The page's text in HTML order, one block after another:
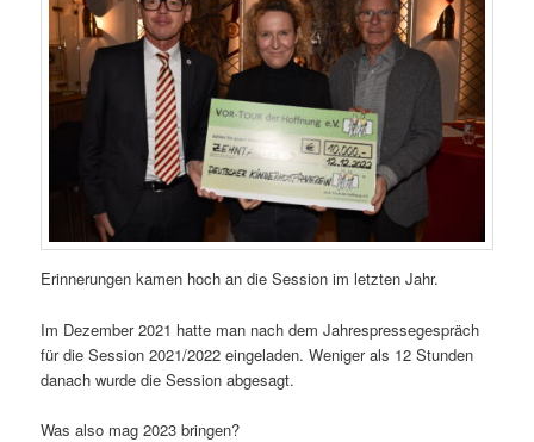
Erinnerungen kamen hoch an die Session im letzten Jahr.
Im Dezember 2021 hatte man nach dem Jahrespressegespräch
für die Session 2021/2022 eingeladen. Weniger als 12 Stunden
danach wurde die Session abgesagt.
Was also mag 2023 bringen?